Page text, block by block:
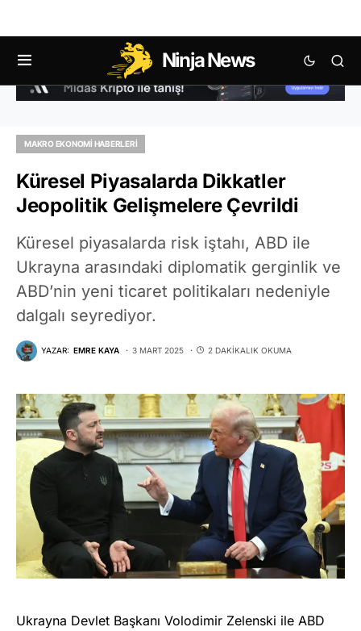
Ninja News
MAKRO EKONOMI HABERLERI
Küresel Piyasalarda Dikkatler
Jeopolitik Gelişmelere Çevrildi
Küresel piyasalarda risk iştahı, ABD ile
Ukrayna arasındaki diplomatik gerginlik ve
ABD’nin yeni ticaret politikaları nedeniyle
dalgalı seyrediyor.
YAZAR: EMRE KAYA 3 MART 2025 2 DAKIKALIK OKUMA
Ukrayna Devlet Başkanı Volodimir Zelenski ile ABD